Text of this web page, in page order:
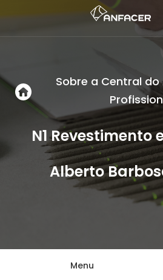
Sobre a Central
N1 Revestimento
Alberto
Menu